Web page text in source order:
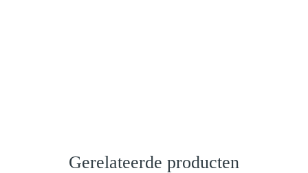
Gerelateerde producten